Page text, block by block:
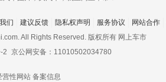
们 建议反馈 隐私权声明 服务协议 网站合作
All Rights Reserved. 版权所有 网上车市
2 京公网安备：11010502034780